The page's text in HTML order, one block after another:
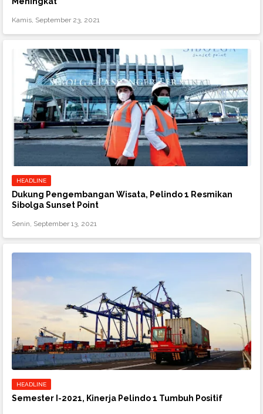
Kamis, September 23, 2021
HEADLINE
Dukung Pengembangan Wisata, Pelindo 1 Resmikan
Sibolga Sunset Point
Senin, September 13, 2021
HEADLINE
Semester I-2021, Kinerja Pelindo 1 Tumbuh Positif